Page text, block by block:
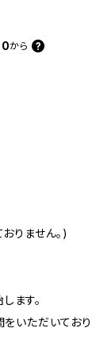
から
りません。)
ます。
をいただいており